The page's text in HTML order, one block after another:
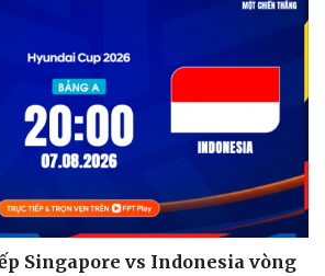
Singapore vs Indonesia vòng